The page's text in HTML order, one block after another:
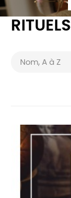
RITUELS
Nom, A à Z